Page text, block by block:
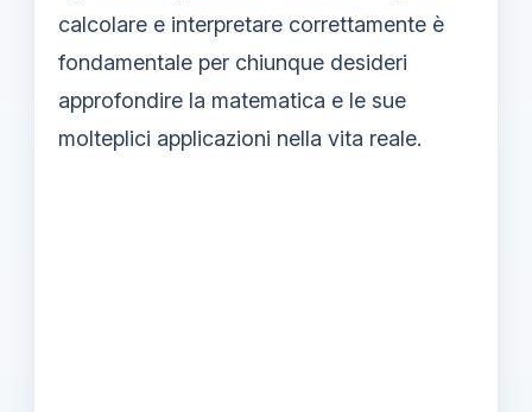
calcolare e interpretare correttamente è
fondamentale per chiunque desideri
approfondire la matematica e le sue
molteplici applicazioni nella vita reale.